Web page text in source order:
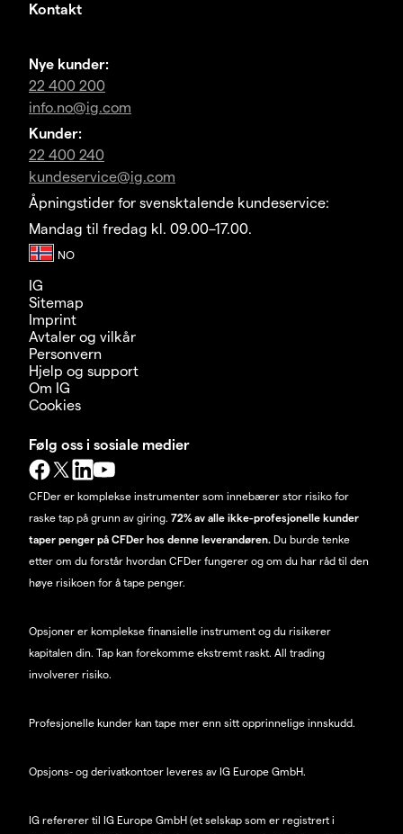
Kontakt
Nye kunder:
22 400 200
info.no@ig.com
Kunder:
22 400 240
kundeservice@ig.com
Åpningstider for svensktalende kundeservice:
Mandag til fredag kl. 09.00–17.00.
IG
Sitemap
Imprint
Avtaler og vilkår
Personvern
Hjelp og support
Om IG
Cookies
Følg oss i sosiale medier
CFDer er komplekse instrumenter som innebærer stor risiko for
raske tap på grunn av giring. 72% av alle ikke-profesjonelle kunder
taper penger på CFDer hos denne leverandøren. Du burde tenke
etter om du forstår hvordan CFDer fungerer og om du har råd til den
høye risikoen for å tape penger.
Opsjoner er komplekse finansielle instrument og du risikerer
kapitalen din. Tap kan forekomme ekstremt raskt. All trading
involverer risiko.
Profesjonelle kunder kan tape mer enn sitt opprinnelige innskudd.
Opsjons- og derivatkontoer leveres av IG Europe GmbH.
IG refererer til IG Europe GmbH (et selskap som er registrert i